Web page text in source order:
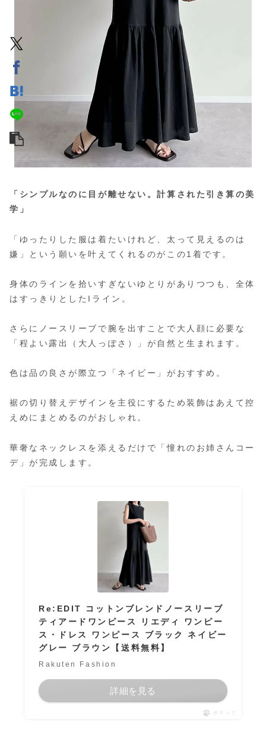
「シンプルなのに目が離せない。計算された引き算の美
学」
「ゆったりした服は着たいけれど、太って見えるのは
嫌」という願いを叶えてくれるのがこの1着です。
身体のラインを拾いすぎないゆとりがありつつも、全体
はすっきりとしたIライン。
さらにノースリーブで腕を出すことで大人顔に必要な
「程よい露出（大人っぽさ）」が自然と生まれます。
色は品の良さが際立つ「ネイビー」がおすすめ。
裾の切り替えデザインを主役にするため装飾はあえて控
えめにまとめるのがおしゃれ。
華奢なネックレスを添えるだけで「憧れのお姉さんコー
デ」が完成します。
Re:EDIT コットンブレンドノースリーブ
ティアードワンピース リエディ ワンピー
ス・ドレス ワンピース ブラック ネイビー
グレー ブラウン【送料無料】
Rakuten Fashion
詳細を見る
ポチップ